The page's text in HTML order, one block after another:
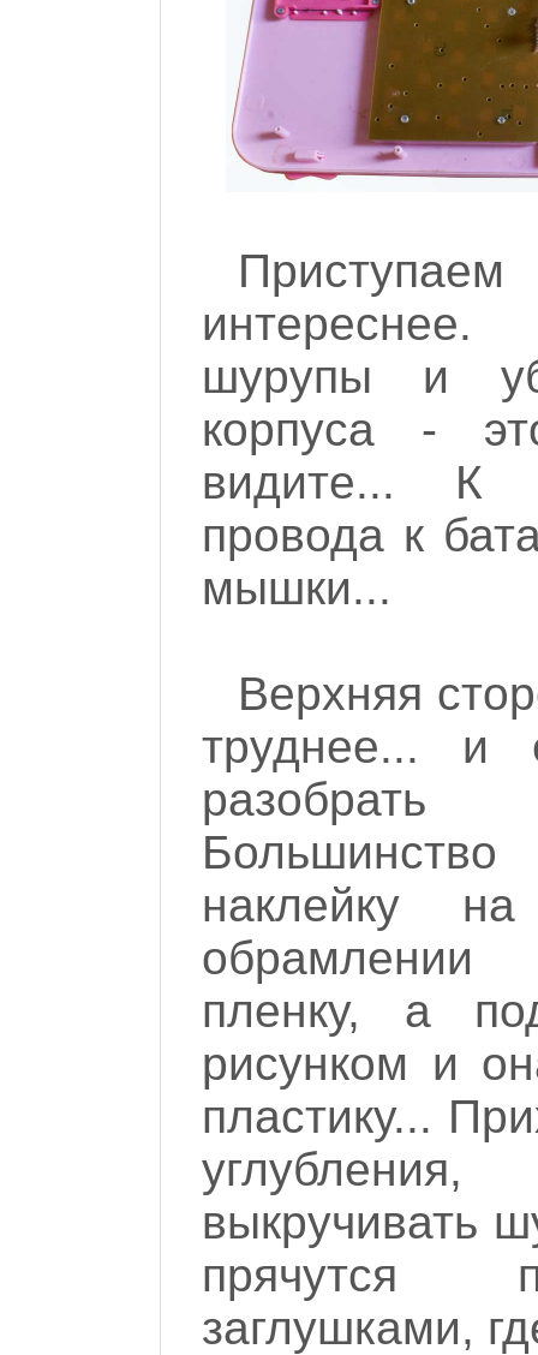
шурупы и
корпуса -
видите... К
провода к
мышки...
Верхняя
труднее... и
наклейку
пленку, а
рисунком и
пластику...
выкручивать
прячутся
заглушками,